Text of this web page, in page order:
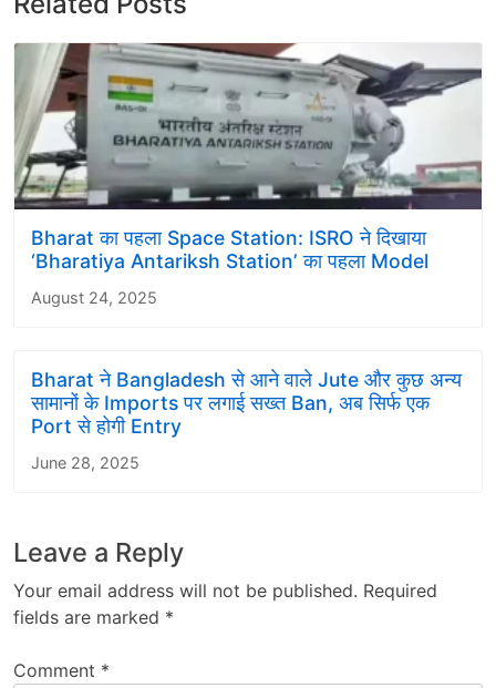
Bharat का पहला Space Station: ISRO ने दिखाया
‘Bharatiya Antariksh Station’ का पहला Model
August 24, 2025
Bharat ने Bangladesh से आने वाले Jute और कुछ अन्य
सामानों के Imports पर लगाई सख्त Ban, अब सिर्फ एक
Port से होगी Entry
June 28, 2025
Leave a Reply
Your email address will not be published. Required
fields are marked *
Comment *